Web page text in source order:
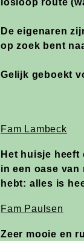
De eigenaren
op zoek bent
Gelijk geboekt
Fam Lambeck
Het huisje
in een oase
hebt: alles is
Fam Paulsen
Zeer mooie en